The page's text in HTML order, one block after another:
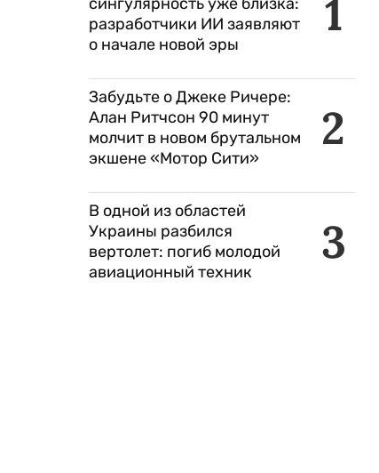
1
разработчики ИИ заявляют
о начале новой эры
2
Забудьте о Джеке Ричере:
Алан Ритчсон 90 минут
молчит в новом брутальном
экшене «Мотор Сити»
3
В одной из областей
Украины разбился
вертолет: погиб молодой
авиационный техник